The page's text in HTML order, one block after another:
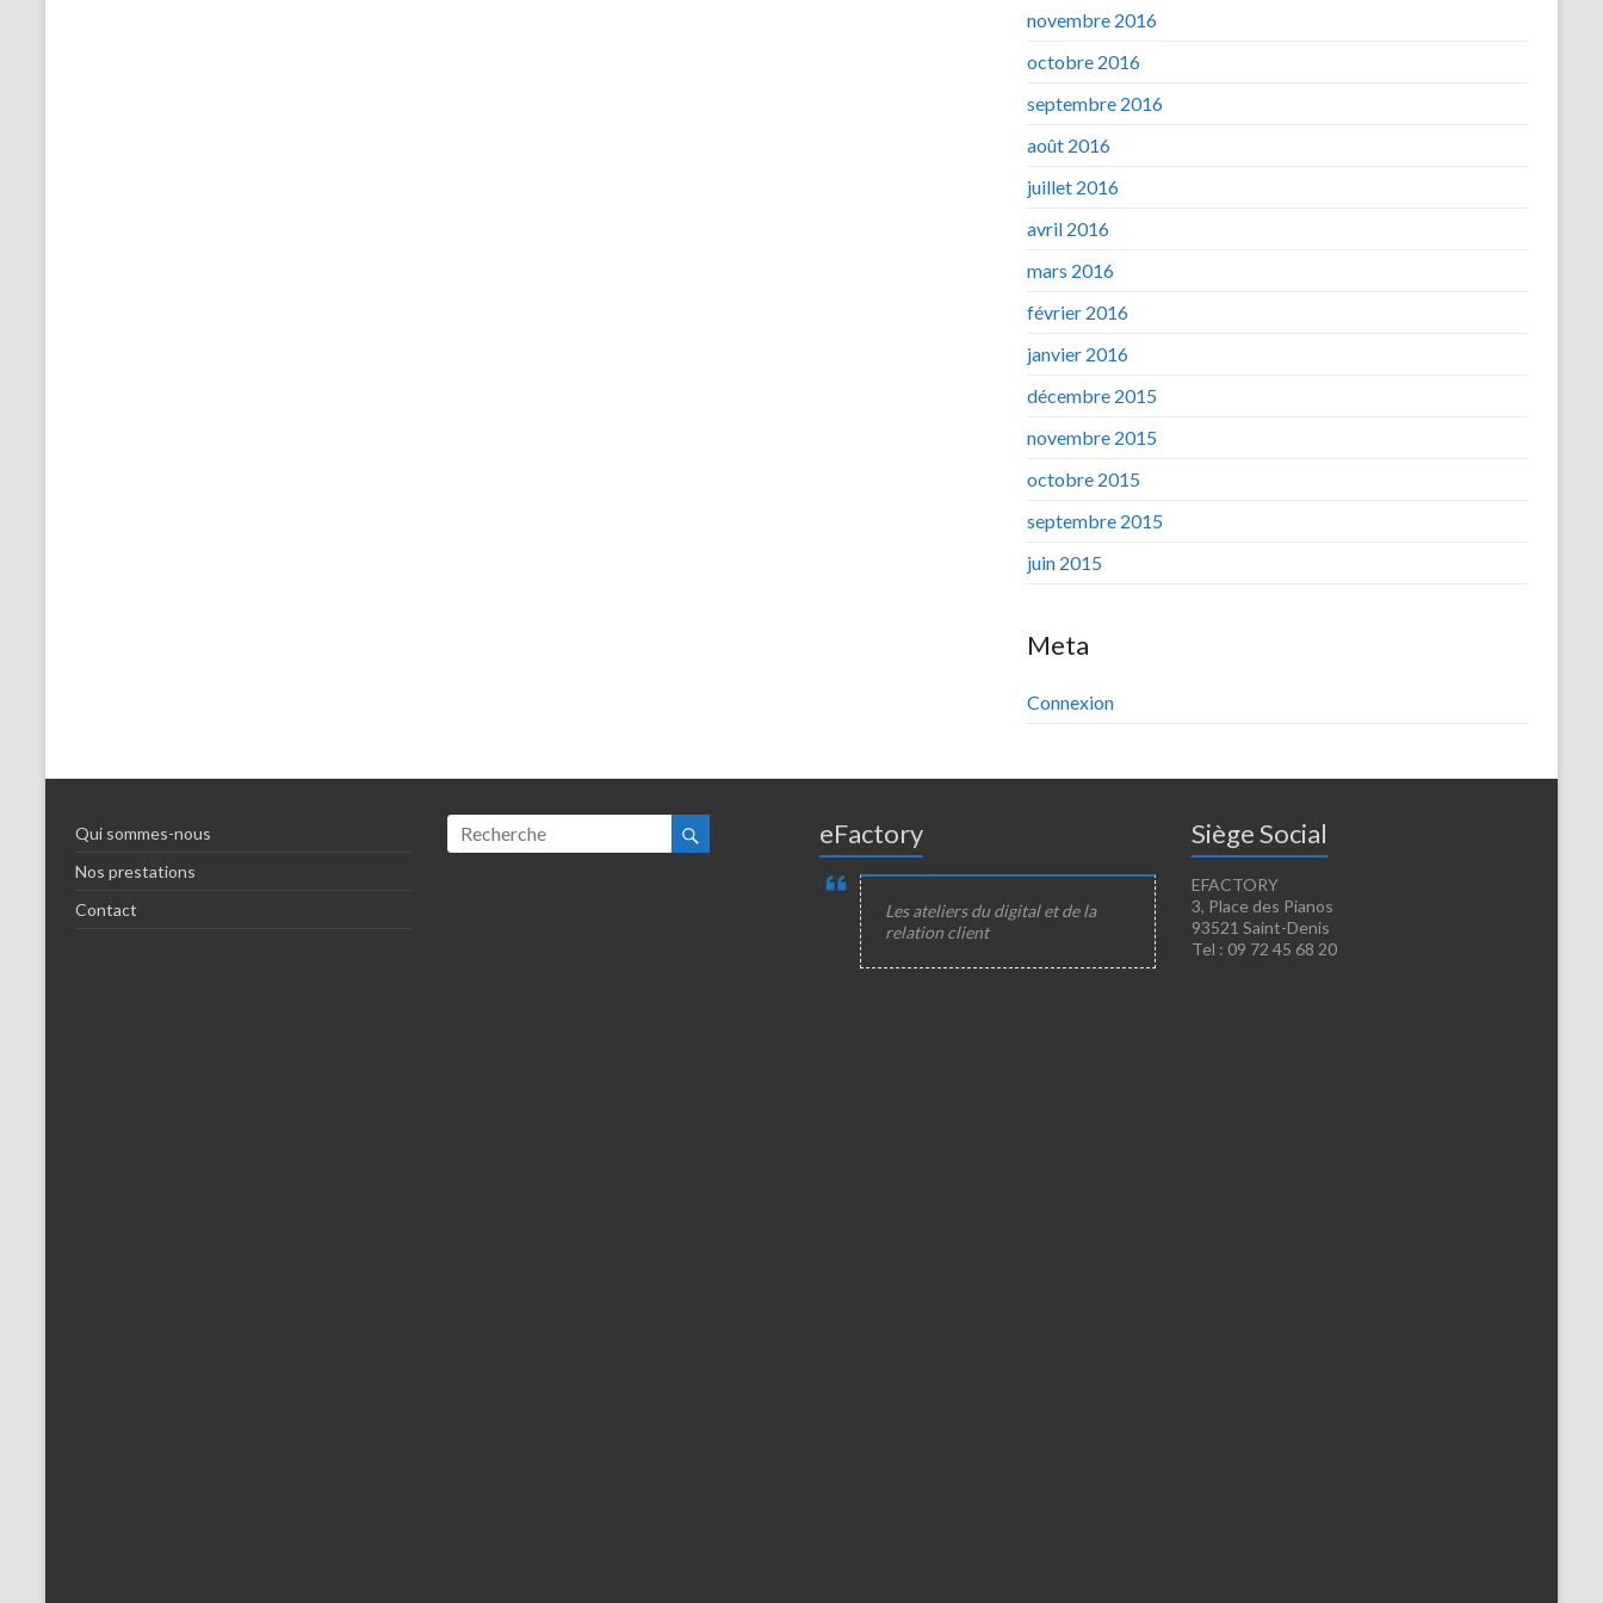
novembre 2016
octobre 2016
septembre 2016
août 2016
juillet 2016
avril 2016
mars 2016
février 2016
janvier 2016
décembre 2015
novembre 2015
octobre 2015
septembre 2015
juin 2015
Meta
Connexion
Qui sommes-nous
Nos prestations
Contact
eFactory
Les ateliers du digital et de la
relation client
Siège Social
EFACTORY
3, Place des Pianos
93521 Saint-Denis
Tel : 09 72 45 68 20